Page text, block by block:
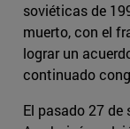
soviéticas de
muerto, con el
lograr un
continuado
El pasado 27